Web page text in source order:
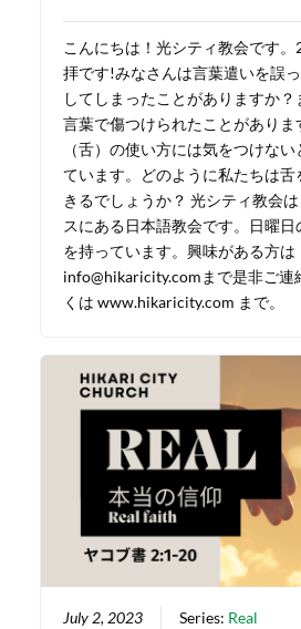
こんにちは！光シティ教会です
拝です!みなさんは言葉遣いを誤
してしまったことがありますか？
言葉で傷つけられたことがあり
（舌）の使い方には気をつけな
ています。どのように私たちは
きるでしょうか？ 光シティ教会
スにある日本語教会です。日曜
を持っています。興味がある方は
info@hikaricity.comまで是非ご連
くは www.hikaricity.com まで。
July 2, 2023 Series: Real